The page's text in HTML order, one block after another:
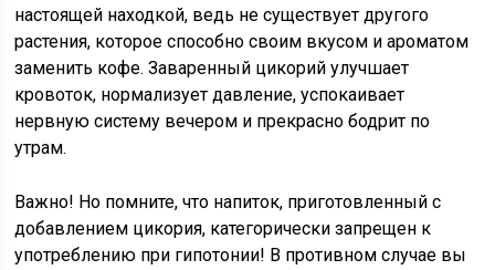
настоящей находкой, ведь не существует другого
растения, которое способно своим вкусом и ароматом
заменить кофе. Заваренный цикорий улучшает
кровоток, нормализует давление, успокаивает
нервную систему вечером и прекрасно бодрит по
утрам.
Важно! Но помните, что напиток, приготовленный с
добавлением цикория, категорически запрещен к
употреблению при гипотонии! В противном случае вы